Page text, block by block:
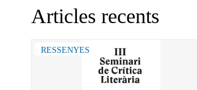
Articles recents
RESSENYES